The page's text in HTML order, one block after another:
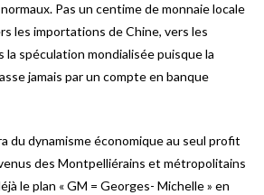
Pas un centime de monnaie locale
les importations de Chine, vers les
la spéculation mondialisée puisque la
jamais par un compte en banque
du dynamisme économique au seul profit
des Montpelliérains et métropolitains
le plan « GM = Georges- Michelle » en